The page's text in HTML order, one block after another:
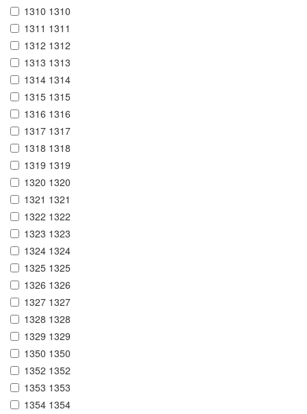
1310 1310
1311 1311
1312 1312
1313 1313
1314 1314
1315 1315
1316 1316
1317 1317
1318 1318
1319 1319
1320 1320
1321 1321
1322 1322
1323 1323
1324 1324
1325 1325
1326 1326
1327 1327
1328 1328
1329 1329
1350 1350
1352 1352
1353 1353
1354 1354